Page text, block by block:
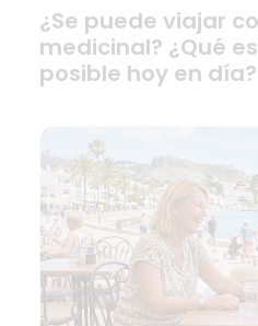
¿Se puede viajar
medicinal? ¿Qué
posible hoy en día?